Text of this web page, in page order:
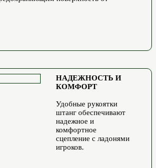
НАДЕЖНОСТЬ И
КОМФОРТ
Удобные рукоятки
штанг обеспечивают
надежное и
комфортное
сцепление с ладонями
игроков.